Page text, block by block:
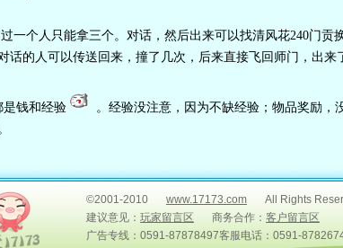
一个人只能拿三个。对话，然后出来可以找清风花240门贡
话的人可以传送回来，撞了几次，后来直接飞回师门，出来
钱和经验
。经验没注意，因为不缺经验；物品奖励，
©2001-2010 www.17173.com
All Rights
建议意见： 玩家留言区 商务合作： 客户留言区
广告专线：0591-87878497客服电话：0591-